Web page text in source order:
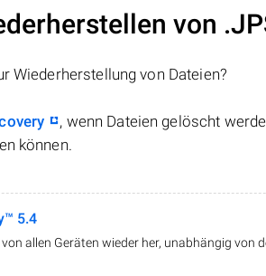
von
Wiederherstellung von Dateien?
, wenn Dateien gelöscht
können.
5.4
allen Geräten wieder her, unabhängig von